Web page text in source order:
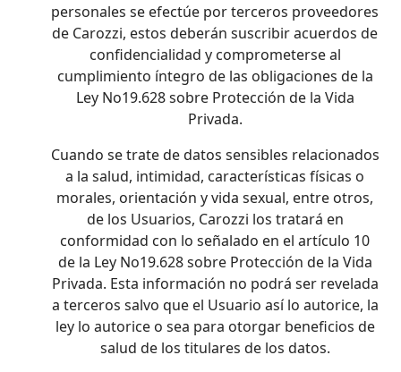
personales se efectúe por terceros proveedores
de Carozzi, estos deberán suscribir acuerdos de
confidencialidad y comprometerse al
cumplimiento íntegro de las obligaciones de la
Ley No19.628 sobre Protección de la Vida
Privada.
Cuando se trate de datos sensibles relacionados
a la salud, intimidad, características físicas o
morales, orientación y vida sexual, entre otros,
de los Usuarios, Carozzi los tratará en
conformidad con lo señalado en el artículo 10
de la Ley No19.628 sobre Protección de la Vida
Privada. Esta información no podrá ser revelada
a terceros salvo que el Usuario así lo autorice, la
ley lo autorice o sea para otorgar beneficios de
salud de los titulares de los datos.